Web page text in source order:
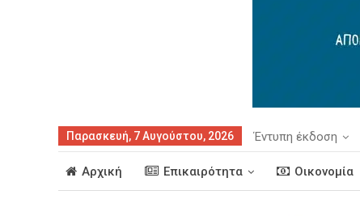
Παρασκευή, 7 Αυγούστου, 2026 Έντυπη έκδοση
Αρχική Επικαιρότητα Οικονομία